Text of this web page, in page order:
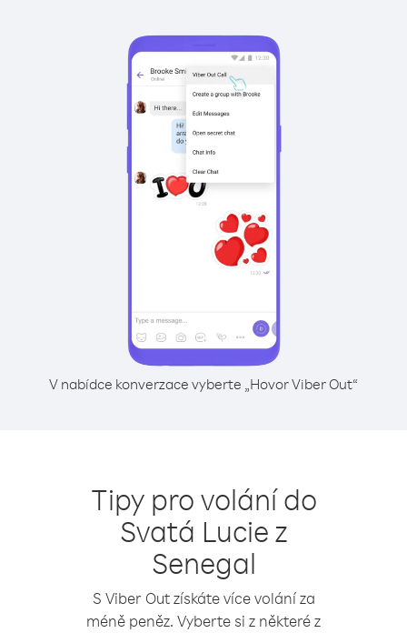
V nabídce konverzace vyberte „Hovor Viber Out“
Tipy pro volání do
Svatá Lucie z
Senegal
S Viber Out získáte více volání za
méně peněz. Vyberte si z některé z